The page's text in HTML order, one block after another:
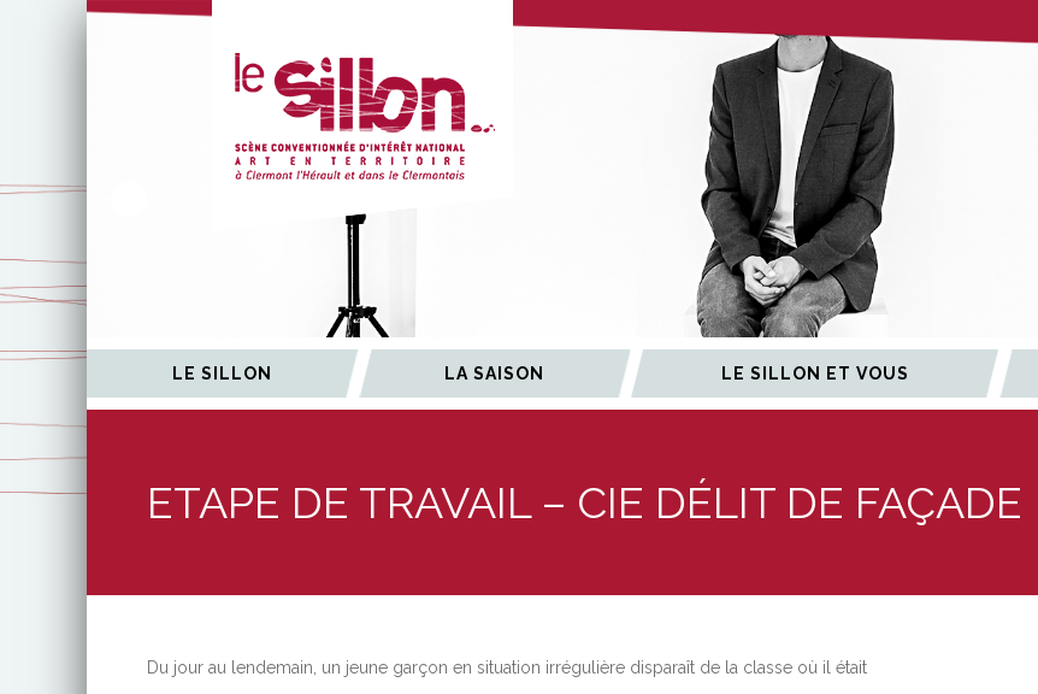
LE SILLON LA SAISON LE SILLON ET VOUS
ETAPE DE TRAVAIL – CIE DÉLIT DE FAÇADE
Du jour au lendemain, un jeune garçon en situation irrégulière disparaît de la classe où il était